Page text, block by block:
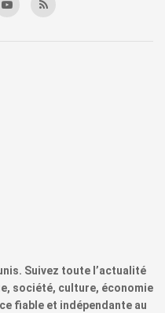
Suivez toute l’actualité
société, culture, économie
fiable et indépendante au